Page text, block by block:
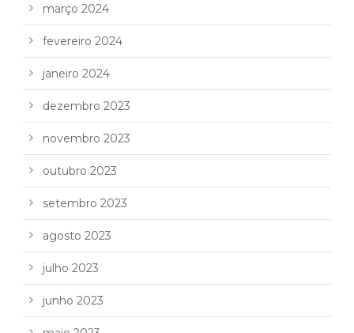
março 2024
fevereiro 2024
janeiro 2024
dezembro 2023
novembro 2023
outubro 2023
setembro 2023
agosto 2023
julho 2023
junho 2023